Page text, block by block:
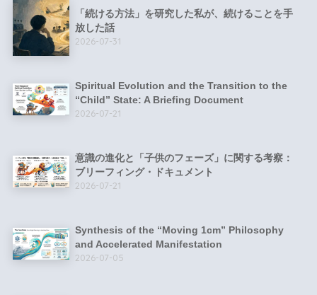
「続ける方法」を研究した私が、続けることを手
放した話
2026-07-31
Spiritual Evolution and the Transition to the
“Child” State: A Briefing Document
2026-07-21
意識の進化と「子供のフェーズ」に関する考察：
ブリーフィング・ドキュメント
2026-07-21
Synthesis of the “Moving 1cm” Philosophy
and Accelerated Manifestation
2026-07-05